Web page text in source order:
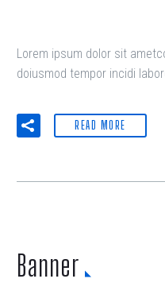
Lorem ipsum dolor sit
doiusmod tempor incidi
READ MORE
Banner